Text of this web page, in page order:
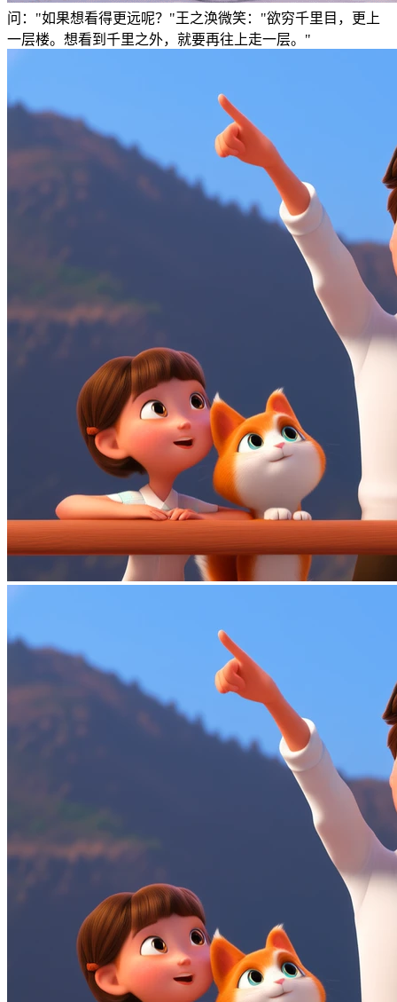
问："如果想看得更远呢？"王之涣微笑："欲穷千里目，更上
一层楼。想看到千里之外，就要再往上走一层。"